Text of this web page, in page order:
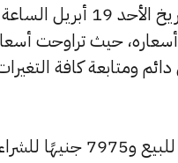
حيث تراوحت أسعار
بشكل دائم ومتابعة كافة